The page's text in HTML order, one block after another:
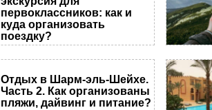
первоклассников: как и
куда организовать
поездку?
Отдых в Шарм-эль-Шейхе.
Часть 2. Как организованы
пляжи, дайвинг и питание?